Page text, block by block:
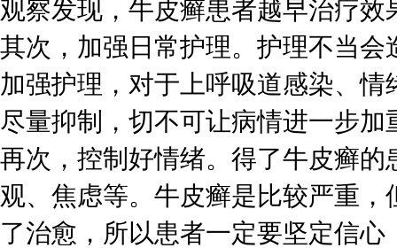
观察发现，牛皮癣患者越早治疗效
其次，加强日常护理。护理不当
加强护理，对于上呼吸道感染、
尽量抑制，切不可让病情进一步加
再次，控制好情绪。得了牛皮癣
观、焦虑等。牛皮癣是比较严重
了治愈，所以患者一定要坚定信